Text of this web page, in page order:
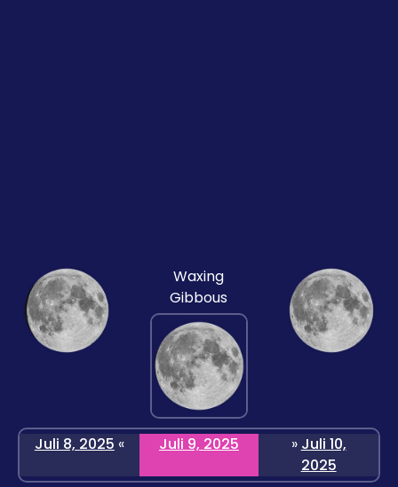
Waxing
Gibbous
Juli 8, 2025 « Juli 9, 2025 » Juli 10,
2025